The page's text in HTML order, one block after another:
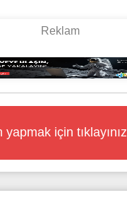
yapmak için tıklayınız